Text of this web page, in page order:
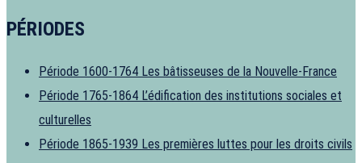
PÉRIODES
Période 1600-1764 Les bâtisseuses de la Nouvelle-France
Période 1765-1864 L’édification des institutions sociales et
culturelles
Période 1865-1939 Les premières luttes pour les droits civils